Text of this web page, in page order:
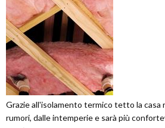
Grazie all'isolamento termico tetto la
rumori, dalle intemperie e sarà più